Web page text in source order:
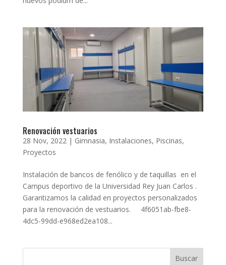
Renovación vestuarios
28 Nov, 2022| Gimnasia, Instalaciones, Piscinas,
Proyectos
Instalación de bancos de fenólico y de taquillas en el
Campus deportivo de la Universidad Rey Juan Carlos .
Garantizamos la calidad en proyectos personalizados
para la renovación de vestuarios. 4f6051ab-fbe8-
4dc5-99dd-e968ed2ea108...
Buscar